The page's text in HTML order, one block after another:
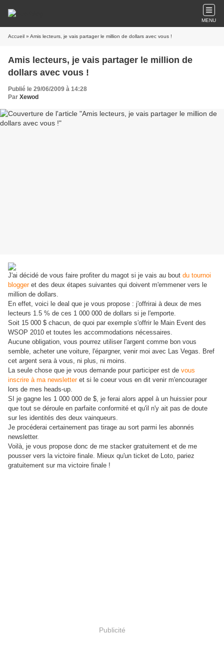
MENU
Accueil » Amis lecteurs, je vais partager le million de dollars avec vous !
Amis lecteurs, je vais partager le million de
dollars avec vous !
Publié le 29/06/2009 à 14:28
Par Xewod
J'ai décidé de vous faire profiter du magot si je vais au bout du tournoi
bloggeret des deux étapes suivantes qui doivent m'emmener vers le
million de dollars.
En effet, voici le deal que je vous propose : j'offrirai à deux de mes
lecteurs 1.5 % de ces 1 000 000 de dollars si je l'emporte.
Soit 15 000 $ chacun, de quoi par exemple s'offrir le Main Event des
WSOP 2010 et toutes les accommodations nécessaires.
Aucune obligation, vous pourrez utiliser l'argent comme bon vous
semble, acheter une voiture, l'épargner, venir moi avec Las Vegas. Bref
cet argent sera à vous, ni plus, ni moins.
La seule chose que je vous demande pour participer est de vous
inscrire à ma newsletteret si le coeur vous en dit venir m'encourager
lors de mes heads-up.
SI je gagne les 1 000 000 de $, je ferai alors appel à un huissier pour
que tout se déroule en parfaite conformité et qu'il n'y ait pas de doute
sur les identités des deux vainqueurs.
Je procéderai certainement pas tirage au sort parmi les abonnés
newsletter.
Voilà, je vous propose donc de me stacker gratuitement et de me
pousser vers la victoire finale. Mieux qu'un ticket de Loto, pariez
gratuitement sur ma victoire finale !
Publicité